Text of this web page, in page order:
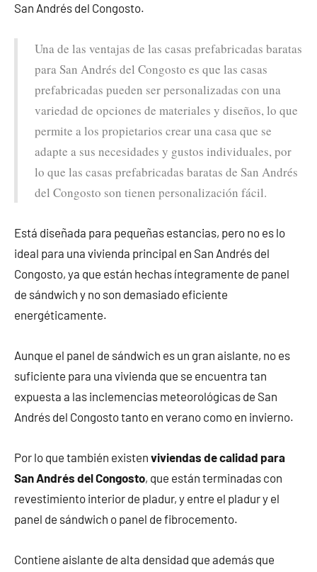
San Andrés del Congosto.
Una de las ventajas de las casas prefabricadas baratas
para San Andrés del Congosto es que las casas
prefabricadas pueden ser personalizadas con una
variedad de opciones de materiales y diseños, lo que
permite a los propietarios crear una casa que se
adapte a sus necesidades y gustos individuales, por
lo que las casas prefabricadas baratas de San Andrés
del Congosto son tienen personalización fácil.
Está diseñada para pequeñas estancias, pero no es lo
ideal para una vivienda principal en San Andrés del
Congosto, ya que están hechas íntegramente de panel
de sándwich y no son demasiado eficiente
energéticamente.
Aunque el panel de sándwich es un gran aislante, no es
suficiente para una vivienda que se encuentra tan
expuesta a las inclemencias meteorológicas de San
Andrés del Congosto tanto en verano como en invierno.
Por lo que también existen viviendas de calidad para
San Andrés del Congosto, que están terminadas con
revestimiento interior de pladur, y entre el pladur y el
panel de sándwich o panel de fibrocemento.
Contiene aislante de alta densidad que además que